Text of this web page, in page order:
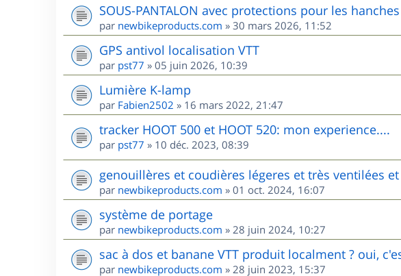
SOUS-PANTALON avec protections pour les
par newbikeproducts.com » 30 mars 2026, 11:52
GPS antivol localisation VTT
par pst77 » 05 juin 2026, 10:39
Lumière K-lamp
par Fabien2502 » 16 mars 2022, 21:47
tracker HOOT 500 et HOOT 520: mon experience....
par pst77 » 10 déc. 2023, 08:39
genouillères et coudières légeres et très ventilées
par newbikeproducts.com » 01 oct. 2024, 16:07
système de portage
par newbikeproducts.com » 28 juin 2024, 10:27
sac à dos et banane VTT produit localment ? oui,
par newbikeproducts.com » 28 juin 2023, 15:37